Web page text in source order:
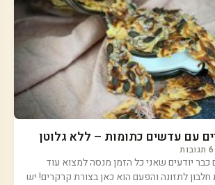
עם עדשים כתומות – ללא גלוטן
יודעים שאני כל הזמן מנסה למצוא עוד
לתזונה והפעם הוא כאן בצורת קרקרים! יש